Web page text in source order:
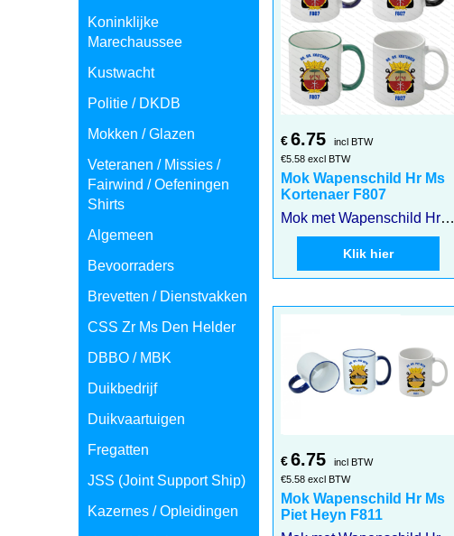
Koninklijke
Marechaussee
Kustwacht
Politie / DKDB
Mokken / Glazen
Veteranen / Missies /
Fairwind / Oefeningen
Shirts
Algemeen
Bevoorraders
Brevetten / Dienstvakken
CSS Zr Ms Den Helder
DBBO / MBK
Duikbedrijf
Duikvaartuigen
Fregatten
JSS (Joint Support Ship)
Kazernes / Opleidingen
€6.75
incl BTW
€5.58 excl BTW
Mok Wapenschild Hr Ms
Kortenaer F807
Mok met Wapenschild Hr Ms Kortenaer F807
Klik hier
€6.75
incl BTW
€5.58 excl BTW
Mok Wapenschild Hr Ms
Piet Heyn F811